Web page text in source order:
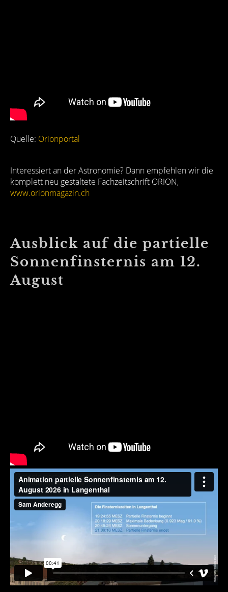
Quelle: Orionportal
Interessiert an der Astronomie? Dann empfehlen wir die
komplett neu gestaltete Fachzeitschrift ORION,
www.orionmagazin.ch
Ausblick auf die partielle
Sonnenfinsternis am 12.
August